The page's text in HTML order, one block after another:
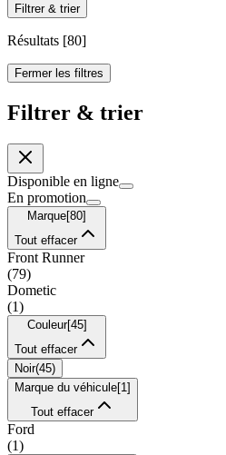
Filtrer & trier
Résultats [80]
Fermer les filtres
Filtrer & trier
Disponible en ligne
En promotion
Marque[80]
Tout effacer
Front Runner
(79)
Dometic
(1)
Couleur[45]
Tout effacer
Noir(45)
Marque du véhicule[1 ]
Tout effacer
Ford
(1)